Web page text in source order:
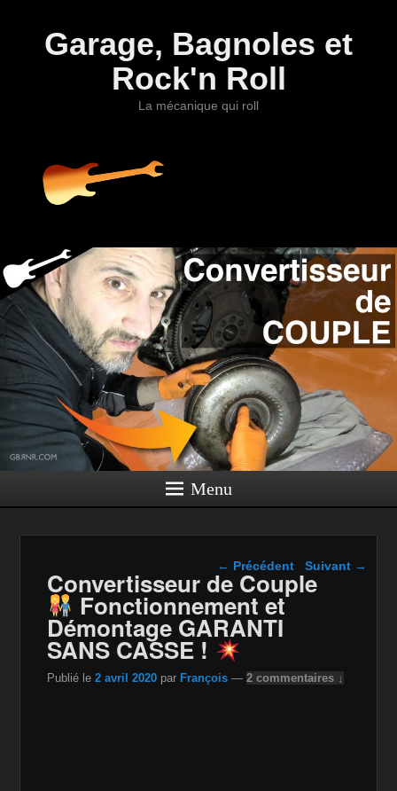
Garage, Bagnoles et
Rock'n Roll
La mécanique qui roll
Menu
Navigation dans les
← Précédent Suivant →
Convertisseur de Couple
Fonctionnement et
Démontage GARANTI
SANS CASSE !
Publié le2 avril 2020 par François —2 commentaires ↓